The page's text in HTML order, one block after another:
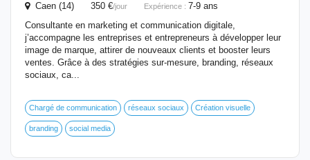
Caen (14) 350 €/jour Expérience : 7-9 ans
Consultante en marketing et communication digitale,
j’accompagne les entreprises et entrepreneurs à développer leur
image de marque, attirer de nouveaux clients et booster leurs
ventes. Grâce à des stratégies sur-mesure, branding, réseaux
sociaux, ca...
Chargé de communication réseaux sociaux Création visuelle
branding social media